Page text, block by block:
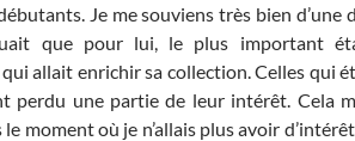
Je me souviens très bien d’une
que pour lui, le plus important
allait enrichir sa collection. Celles qui
perdu une partie de leur intérêt. Cela
moment où je n’allais plus avoir